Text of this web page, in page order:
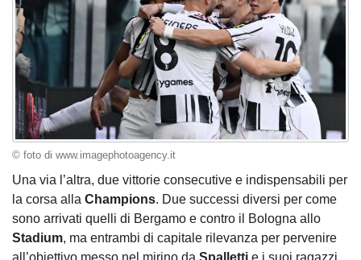
© foto di www.imagephotoagency.it
Una via l’altra, due vittorie consecutive e indispensabili per
la corsa alla Champions. Due successi diversi per come
sono arrivati quelli di Bergamo e contro il Bologna allo
Stadium, ma entrambi di capitale rilevanza per pervenire